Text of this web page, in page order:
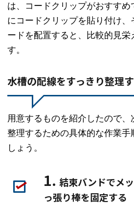
は、コードクリップがおすす
にコードクリップを貼り付け、
ードを配置すると、比較的見栄
す。
水槽の配線をすっきり整理
用意するものを紹介したので、
整理するための具体的な作業手
しょう。
結束バンドでメ
っ張り棒を固定する